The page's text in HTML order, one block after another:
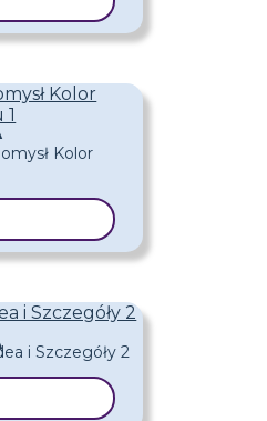
Kolor
i Szczegóły 2